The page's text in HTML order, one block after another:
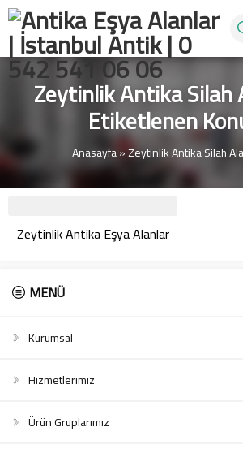
Zeytinlik Antika Silah
Etiketlenen
Anasayfa»Zeytinlik Antika Silah
Zeytinlik Antika Eşya Alanlar
MENÜ
Kurumsal
Hizmetlerimiz
Ürün Gruplarımız